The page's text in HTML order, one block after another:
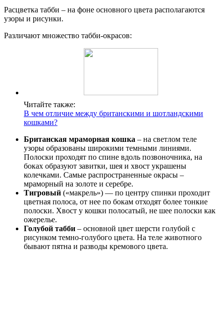
Расцветка табби – на фоне основного цвета располагаются
узоры и рисунки.
Различают множество табби-окрасов:
Читайте также:
В чем отличие между британскими и шотландскими
кошками?
Британская мраморная кошка – на светлом теле
узоры образованы широкими темными линиями.
Полоски проходят по спине вдоль позвоночника, на
боках образуют завитки, шея и хвост украшены
колечками. Самые распространенные окрасы –
мраморный на золоте и серебре.
Тигровый («макрель») — по центру спинки проходит
цветная полоса, от нее по бокам отходят более тонкие
полоски. Хвост у кошки полосатый, не шее полоски как
ожерелье.
Голубой табби – основной цвет шерсти голубой с
рисунком темно-голубого цвета. На теле животного
бывают пятна и разводы кремового цвета.